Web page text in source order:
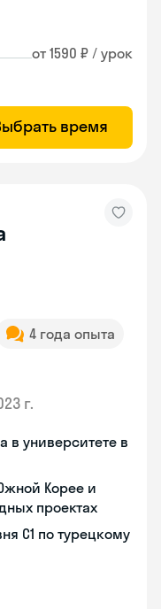
от 1590 ₽ / урок
время
4 года опыта
г.
в университете в
Корее и
проектах
C1 по турецкому